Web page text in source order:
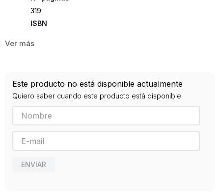
319
ISBN
Editorial
2019
Este producto no está disponible actualmente
Quiero saber cuando este producto está disponible
ENVIAR